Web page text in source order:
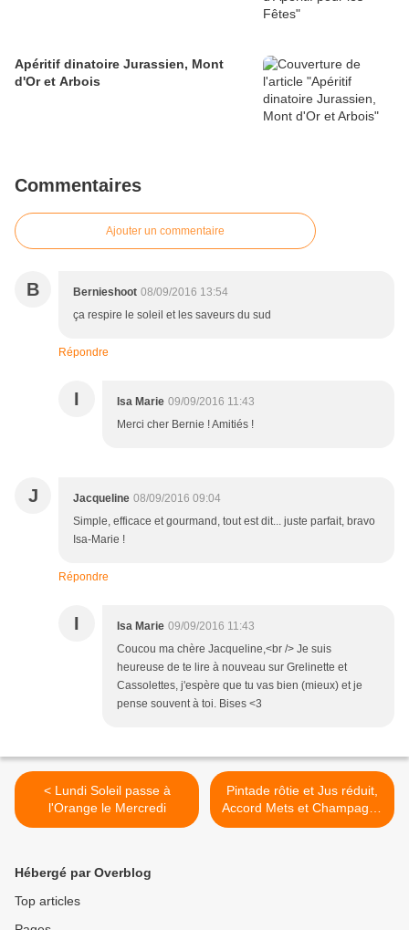
Apéritif dinatoire Jurassien, Mont
d'Or et Arbois
Commentaires
Ajouter un commentaire
B Bernieshoot 08/09/2016 13:54
ça respire le soleil et les saveurs du sud
Répondre
I Isa Marie 09/09/2016 11:43
Merci cher Bernie ! Amitiés !
J Jacqueline 08/09/2016 09:04
Simple, efficace et gourmand, tout est dit... juste parfait, bravo
Isa-Marie !
Répondre
I Isa Marie 09/09/2016 11:43
Coucou ma chère Jacqueline,<br /> Je suis
heureuse de te lire à nouveau sur Grelinette et
Cassolettes, j'espère que tu vas bien (mieux) et je
pense souvent à toi. Bises <3
< Lundi Soleil passe à
l'Orange le Mercredi
Pintade rôtie et Jus réduit,
Accord Mets et Champagne
pour le Concours
Hébergé par Overblog
Top articles